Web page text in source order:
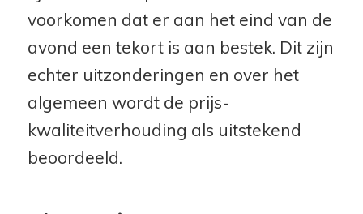
voorkomen dat er aan het eind van de
avond een tekort is aan bestek. Dit zijn
echter uitzonderingen en over het
algemeen wordt de prijs-
kwaliteitverhouding als uitstekend
beoordeeld.